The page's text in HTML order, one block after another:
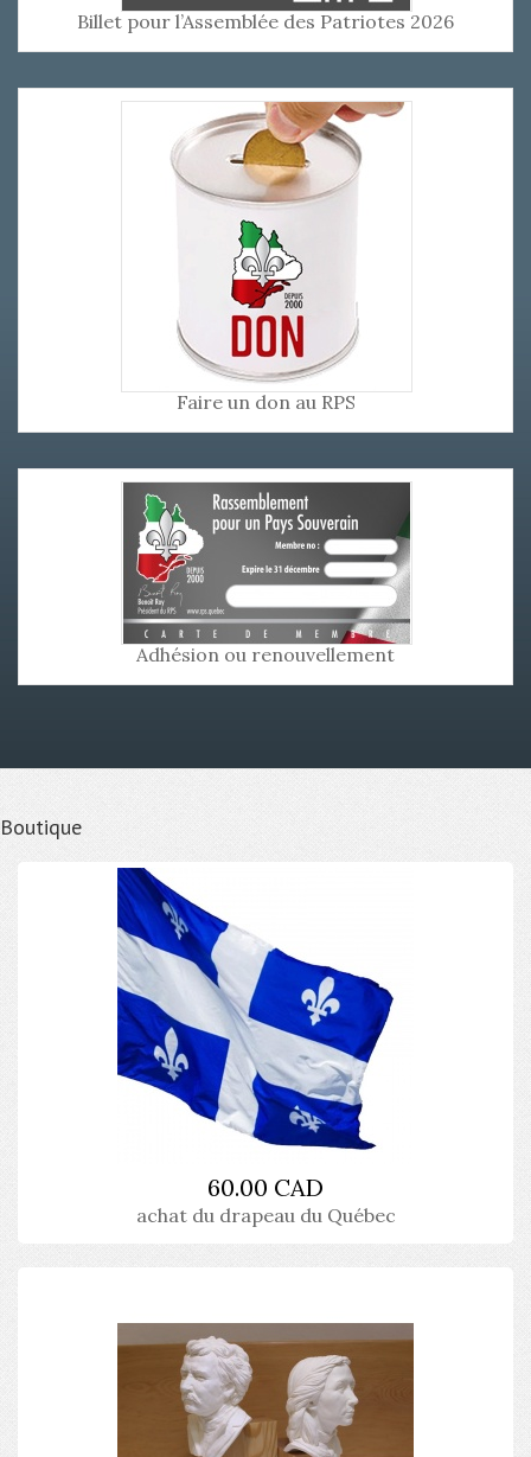
Billet pour l’Assemblée des Patriotes 2026
Faire un don au RPS
Adhésion ou renouvellement
Boutique
60.00 CAD
achat du drapeau du Québec